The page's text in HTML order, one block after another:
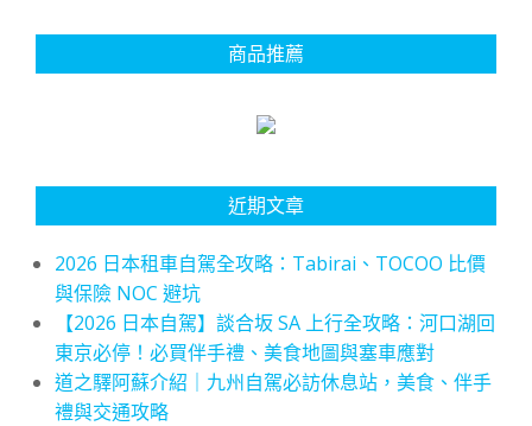
商品推薦
近期文章
2026 日本租車自駕全攻略：Tabirai、TOCOO 比價
與保險 NOC 避坑
【2026 日本自駕】談合坂 SA 上行全攻略：河口湖回
東京必停！必買伴手禮、美食地圖與塞車應對
道之驛阿蘇介紹｜九州自駕必訪休息站，美食、伴手
禮與交通攻略